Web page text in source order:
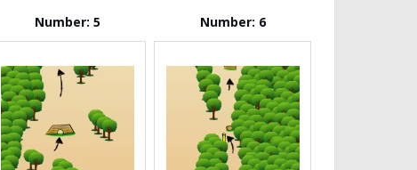
Number: 5 Number: 6